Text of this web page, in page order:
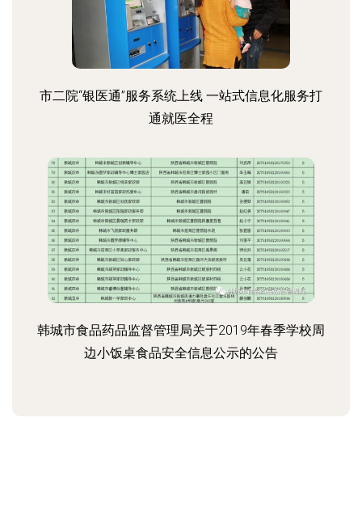
市二院“银医通”服务系统上线 一站式信息化服务打
通就医全程
韩城市食品药品监督管理局关于2019年春季学校周
边小饭桌食品安全信息公示的公告